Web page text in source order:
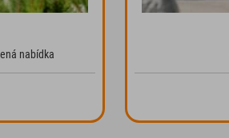
nabídka